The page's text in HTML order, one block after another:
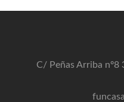
C/ Peñas Arriba nº8